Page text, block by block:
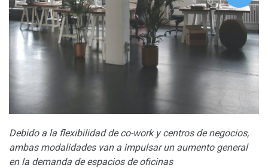
Debido a la flexibilidad deco-work y centros de negocios,
ambas modalidades van a impulsar un aumento general
en la demanda de espacios de oficinas